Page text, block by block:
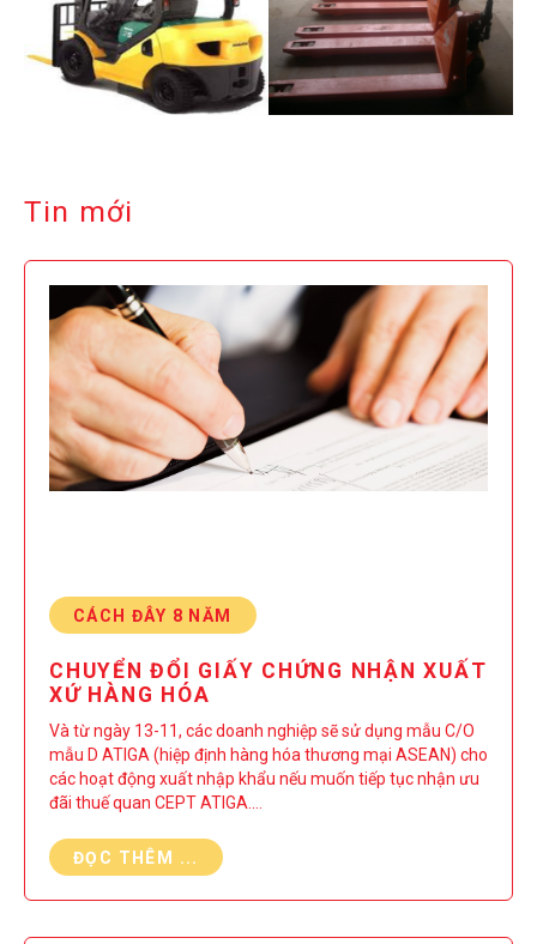
Tin mới
CÁCH ĐÂY 8 NĂM
CHUYỂN ĐỔI GIẤY CHỨNG NHẬN XUẤT
XỨ HÀNG HÓA
Và từ ngày 13-11, các doanh nghiệp sẽ sử dụng mẫu C/O
mẫu D ATIGA (hiệp định hàng hóa thương mại ASEAN) cho
các hoạt động xuất nhập khẩu nếu muốn tiếp tục nhận ưu
đãi thuế quan CEPT ATIGA.…
ĐỌC THÊM ...